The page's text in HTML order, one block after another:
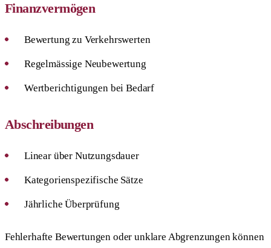
Finanzvermögen
Bewertung zu Verkehrswerten
Regelmässige Neubewertung
Wertberichtigungen bei Bedarf
Abschreibungen
Linear über Nutzungsdauer
Kategorienspezifische Sätze
Jährliche Überprüfung
Fehlerhafte Bewertungen oder unklare Abgrenzungen können